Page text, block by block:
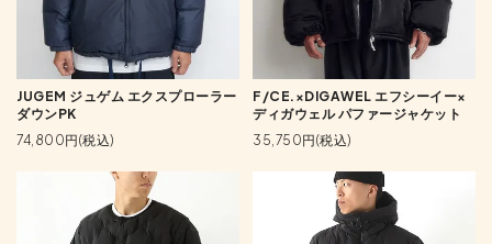
JUGEM ジュゲム エクスプローラー
ダウンPK
74,800円(税込)
F/CE.×DIGAWEL エフシーイー×
ディガウェル パファージャケット
35,750円(税込)